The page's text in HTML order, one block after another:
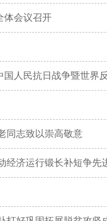
体会议召开
同志致以崇高敬意
经济运行锻长补短争先